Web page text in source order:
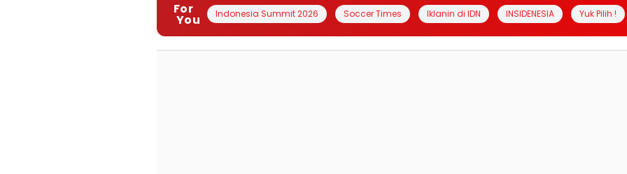
For
You Indonesia Summit 2026 Soccer Times Iklanin di IDN INSIDENESIA Yuk Pilih !